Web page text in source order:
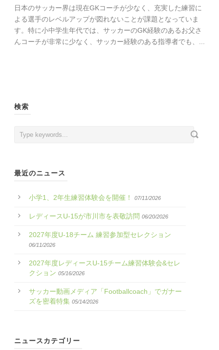
日本のサッカー界は現在GKコーチが少なく、充実した練習に
よる選手のレベルアップが図れないことが課題となっていま
す。特に小中学生年代では、サッカーのGK経験のあるお父さ
んコーチが非常に少なく、サッカー経験のある指導者でも、...
検索
最近のニュース
小学1、2年生練習体験会を開催！ 07/11/2026
レディースU-15が市川市を表敬訪問 06/20/2026
2027年度U-18チーム 練習参加型セレクション
06/11/2026
2027年度レディースU-15チーム練習体験会&セレ
クション 05/16/2026
サッカー動画メディア「Footballcoach」でガナー
ズを密着特集 05/14/2026
ニュースカテゴリー